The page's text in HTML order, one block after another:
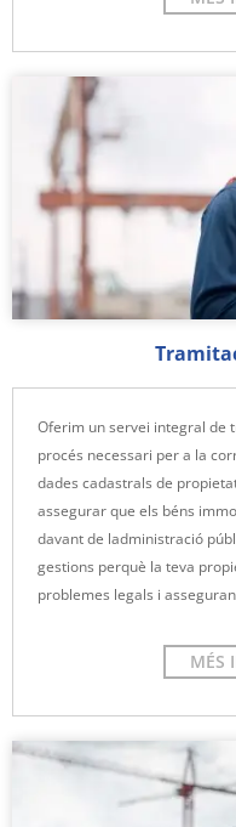
Oferim un servei integral de
procés necessari per a la
dades cadastrals de
assegurar que els béns
davant de ladministració
gestions perquè la teva
problemes legals i
MÉS